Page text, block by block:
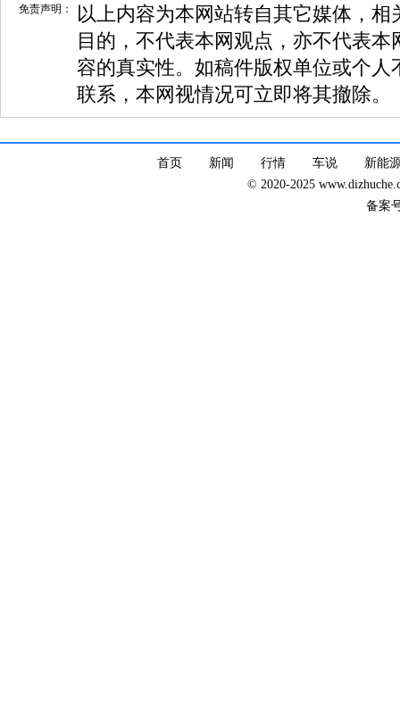
免责声明：
以上内容为本网站转自其它媒体，
目的，不代表本网观点，亦不代表
容的真实性。如稿件版权单位或个
联系，本网视情况可立即将其撤除。
首页 新闻 行情 车说
新能
© 2020-2025
备案